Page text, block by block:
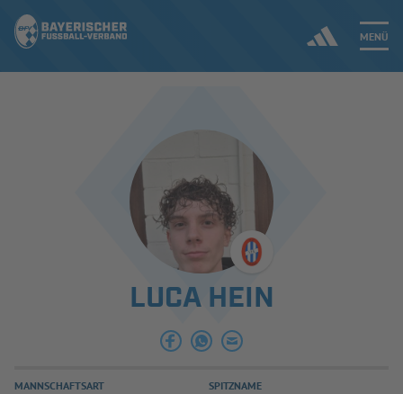
MENÜ
ERGEBNISSE & WETTBEWERBE
SPIELBETRIEB & VERBANDSLEBEN
AUSBILDUNG & FÖRDERUNGLUCA HEIN
MANNSCHAFTSART SPITZNAME